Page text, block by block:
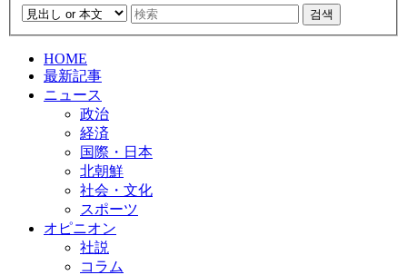
검색
HOME
最新記事
ニュース
政治
経済
国際・日本
北朝鮮
社会・文化
スポーツ
オピニオン
社説
コラム